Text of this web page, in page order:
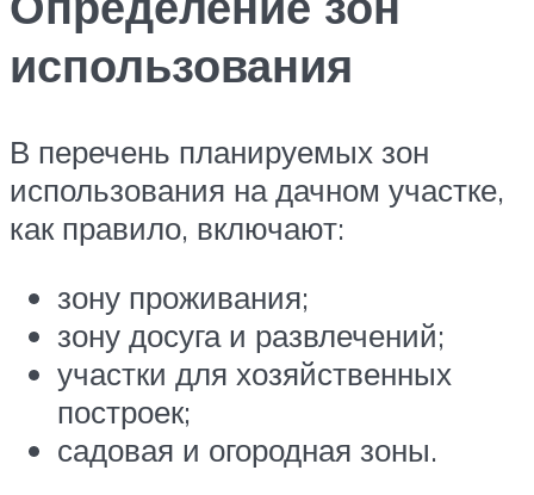
использования
В перечень планируемых зон
использования на дачном участке,
как правило, включают:
зону проживания;
зону досуга и развлечений;
участки для хозяйственных
построек;
садовая и огородная зоны.